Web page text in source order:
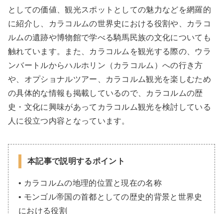
としての価値、観光スポットとしての魅力などを網羅的
に紹介し、カラコルムの世界史における役割や、カラコ
ルムの遺跡や博物館で学べる騎馬民族の文化についても
触れています。また、カラコルムを観光する際の、ウラ
ンバートルからハルホリン（カラコルム）への行き方
や、オプショナルツアー、カラコルム観光を楽しむため
の具体的な情報も掲載しているので、カラコルムの歴
史・文化に興味があってカラコルム観光を検討している
人に役立つ内容となっています。
本記事で説明するポイント
• カラコルムの地理的位置と現在の名称
• モンゴル帝国の首都としての歴史的背景と世界史
における役割